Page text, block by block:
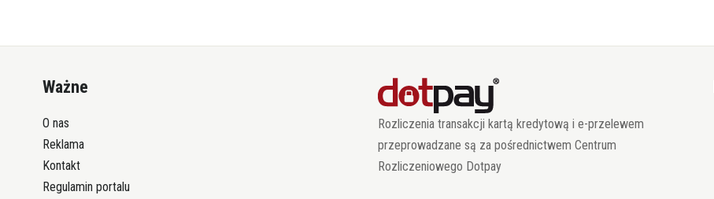
Ważne
O nas
Reklama
Kontakt
Regulamin portalu
Rozliczenia transakcji kartą kredytową i e-przelewem
przeprowadzane są za pośrednictwem Centrum
Rozliczeniowego Dotpay